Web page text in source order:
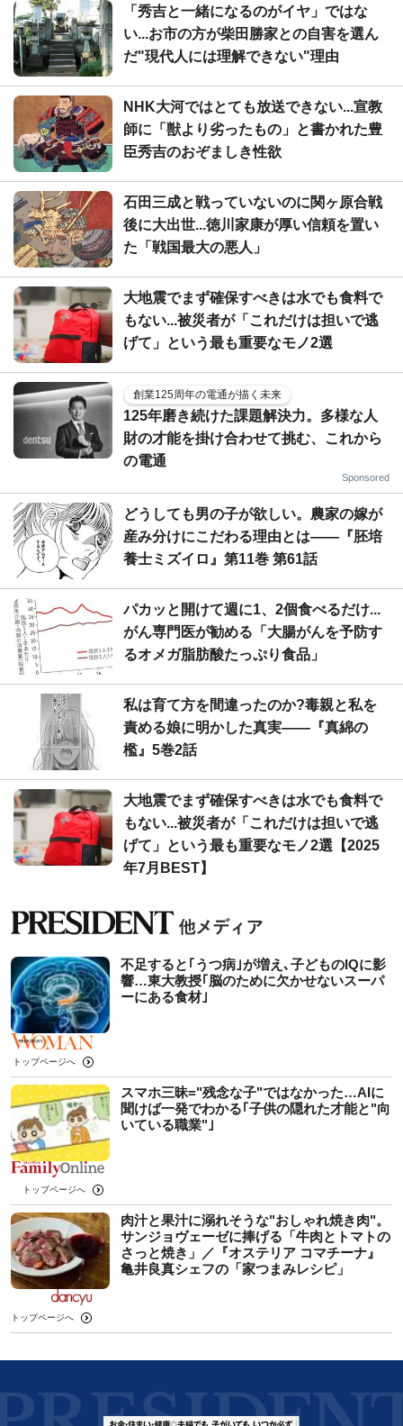
「秀吉と一緒になるのがイヤ」ではな
い...お市の方が柴田勝家との自害を選ん
だ"現代人には理解できない"理由
NHK大河ではとても放送できない...宣教
師に「獣より劣ったもの」と書かれた豊
臣秀吉のおぞましき性欲
石田三成と戦っていないのに関ヶ原合戦
後に大出世...徳川家康が厚い信頼を置い
た「戦国最大の悪人」
大地震でまず確保すべきは水でも食料で
もない...被災者が「これだけは担いで逃
げて」という最も重要なモノ2選
創業125周年の電通が描く未来
125年磨き続けた課題解決力。多様な人
財の才能を掛け合わせて挑む、これから
の電通
Sponsored
どうしても男の子が欲しい。農家の嫁が
産み分けにこだわる理由とは――『胚培
養士ミズイロ』第11巻 第61話
パカッと開けて週に1、2個食べるだけ...
がん専門医が勧める「大腸がんを予防す
るオメガ脂肪酸たっぷり食品」
私は育て方を間違ったのか?毒親と私を
責める娘に明かした真実――『真綿の
檻』5巻2話
大地震でまず確保すべきは水でも食料で
もない...被災者が「これだけは担いで逃
げて」という最も重要なモノ2選【2025
年7月BEST】
不足すると｢うつ病｣が増え､子どものIQに影
響…東大教授｢脳のために欠かせないスーパ
ーにある食材｣
トップページへ
スマホ三昧="残念な子"ではなかった…AIに
聞けば一発でわかる｢子供の隠れた才能と"向
いている職業"｣
トップページへ
肉汁と果汁に溺れそうな"おしゃれ焼き肉"。
サンジョヴェーゼに捧げる「牛肉とトマトの
さっと焼き」／『オステリア コマチーナ』
亀井良真シェフの「家つまみレシピ」
トップページへ